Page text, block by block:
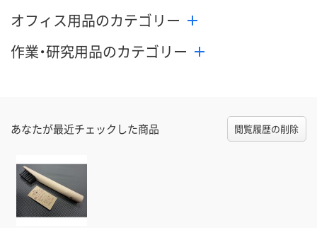
オフィス用品のカテゴリー
作業・研究用品のカテゴリー
あなたが最近チェックした商品 閲覧履歴の削除